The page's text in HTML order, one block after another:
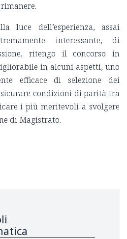
luce dell’esperienza, assai
interessante, di
ritengo il concorso in
in alcuni aspetti, uno
efficace di selezione dei
condizioni di parità tra
i più meritevoli a svolgere
di Magistrato.